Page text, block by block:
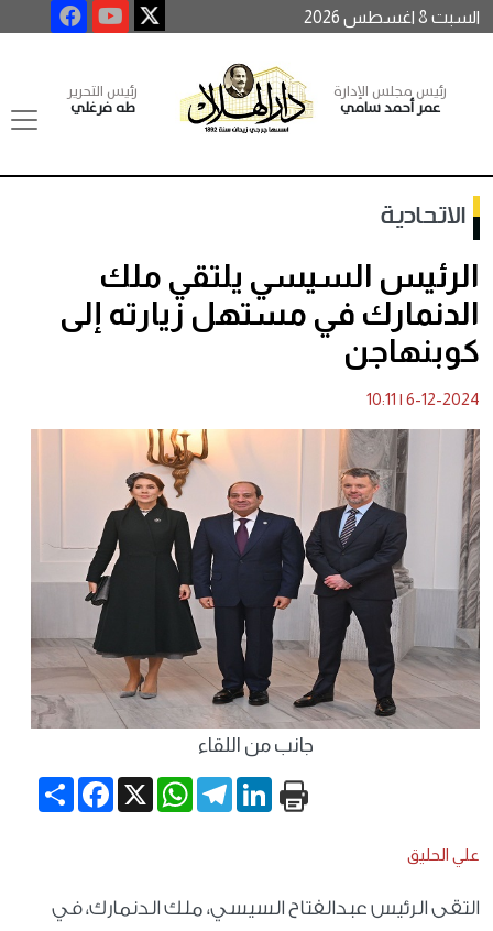
السبت 8 اغسطس 2026
رئيس مجلس الإدارة
عمر أحمد سامي
رئيس التحرير
طه فرغلي
الاتحادية
الرئيس السيسي يلتقي ملك
الدنمارك في مستهل زيارته إلى
كوبنهاجن
6-12-2024
|
10:11
جانب من اللقاء
Share
Facebook X
WhatsApp
TelegramLinkedIn
علي الحليق
التقى الرئيس عبدالفتاح السيسي، ملك الدنمارك، في